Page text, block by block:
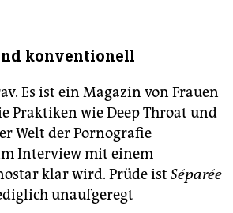
konventionell
Es ist ein Magazin von Frauen
Praktiken wie Deep Throat und
Welt der Pornografie
Interview mit einem
klar wird. Prüde ist Séparée
unaufgeregt